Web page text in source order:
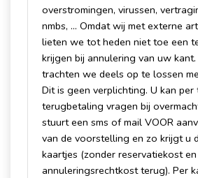
overstromingen, virussen,
nmbs, ... Omdat wij met externe
lieten we tot heden niet toe een
krijgen bij annulering van uw
trachten we deels op te lossen
Dit is geen verplichting. U kan
terugbetaling vragen bij
stuurt een sms of mail VOOR
van de voorstelling en zo krijgt u
kaartjes (zonder reservatiekost en
annuleringsrechtkost terug). Per